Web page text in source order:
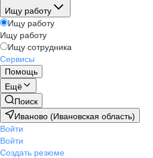
Ищу работу
Ищу работу
Ищу работу
Ищу сотрудника
Сервисы
Помощь
Ещё
Поиск
Иваново (Ивановская область)
Войти
Войти
Создать резюме